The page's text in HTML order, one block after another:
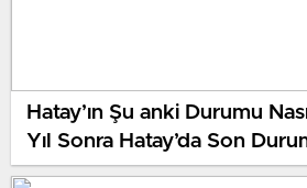
Hatay’ın Şu anki Durumu
Yıl Sonra Hatay’da Son